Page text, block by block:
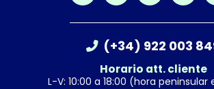
(+34) 922 003
Horario att. cliente
L-V: 10:00 a 18:00 (hora peninsular